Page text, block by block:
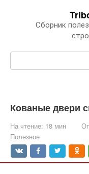
Сборник
Кованые двери
На чтение: 18 мин
Полезное